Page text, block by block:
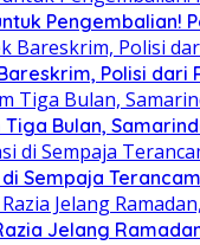
Pengembalian!
Polisi
Bulan,
Sempaja
Jelang